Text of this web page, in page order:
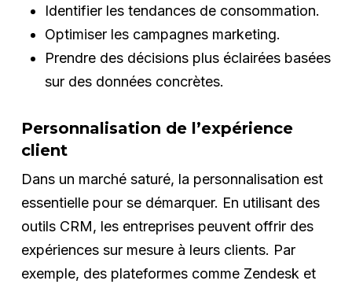
Identifier les tendances de consommation.
Optimiser les campagnes marketing.
Prendre des décisions plus éclairées basées
sur des données concrètes.
Personnalisation de l’expérience
client
Dans un marché saturé, la personnalisation est
essentielle pour se démarquer. En utilisant des
outils CRM, les entreprises peuvent offrir des
expériences sur mesure à leurs clients. Par
exemple, des plateformes comme Zendesk et